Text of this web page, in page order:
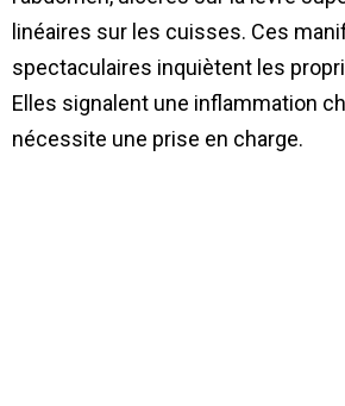
linéaires sur les cuisses. Ces
spectaculaires inquiètent les
Elles signalent une inflammation
nécessite une prise en charge.